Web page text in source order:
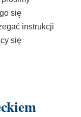
się
instrukcji
się